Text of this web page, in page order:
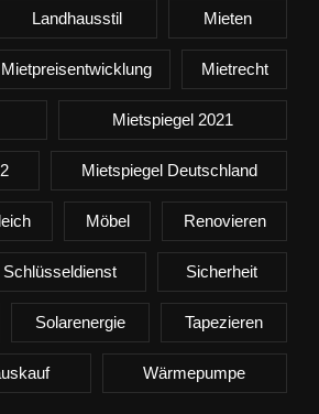
Landhausstil Mieten
Mietpreisentwicklung Mietrecht
Mietspiegel 2021
Mietspiegel Deutschland
Möbel Renovieren
Schlüsseldienst Sicherheit
Solarenergie Tapezieren
Wärmepumpe